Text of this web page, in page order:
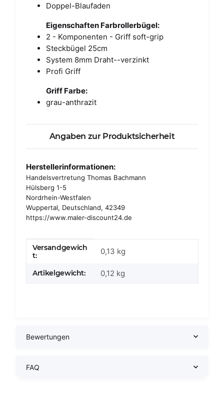
Doppel-Blaufaden
Eigenschaften Farbrollerbügel:
2 - Komponenten - Griff soft-grip
Steckbügel 25cm
System 8mm Draht--verzinkt
Profi Griff
Griff Farbe:
grau-anthrazit
Angaben zur Produktsicherheit
Herstellerinformationen:
Handelsvertretung Thomas Bachmann
Hülsberg 1-5
Nordrhein-Westfalen
Wuppertal, Deutschland, 42349
https://www.maler-discount24.de
Produkteigenschaft
Wert
Versandgewich
t:
0,13 kg
Artikelgewicht: 0,12 kg
Bewertungen
FAQ